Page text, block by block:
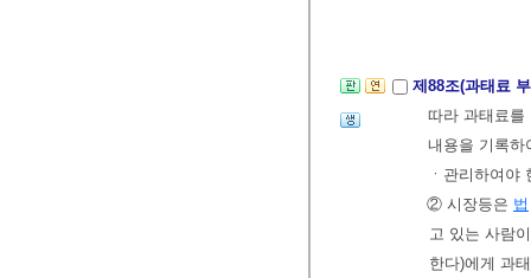
제88조(과태료
따라 과태료
내용을 기록하
ㆍ관리하여야
② 시장등은 법
고 있는 사람
한다)에게 과